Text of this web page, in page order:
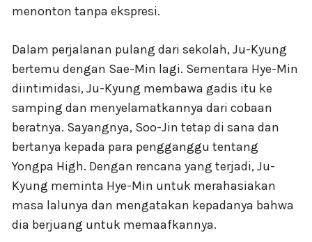
menonton tanpa ekspresi.
Dalam perjalanan pulang dari sekolah, Ju-Kyung
bertemu dengan Sae-Min lagi. Sementara Hye-Min
diintimidasi, Ju-Kyung membawa gadis itu ke
samping dan menyelamatkannya dari cobaan
beratnya. Sayangnya, Soo-Jin tetap di sana dan
bertanya kepada para pengganggu tentang
Yongpa High. Dengan rencana yang terjadi, Ju-
Kyung meminta Hye-Min untuk merahasiakan
masa lalunya dan mengatakan kepadanya bahwa
dia berjuang untuk memaafkannya.